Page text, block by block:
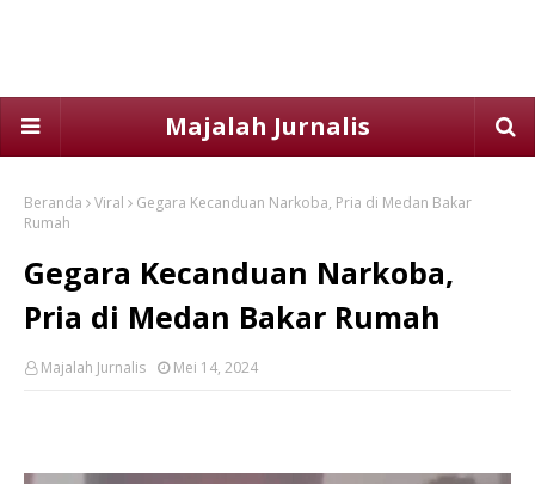
Majalah Jurnalis
Beranda Viral
Gegara Kecanduan Narkoba, Pria di Medan Bakar
Rumah
Gegara Kecanduan Narkoba,
Pria di Medan Bakar Rumah
Majalah Jurnalis Mei 14, 2024